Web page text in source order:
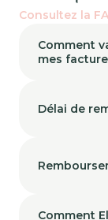
Consultez la
Comment
mes
Délai de
Comment